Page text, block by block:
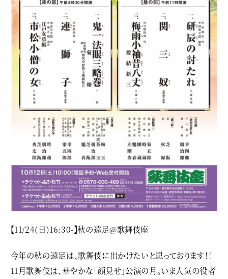
【11/24(日)16:30-】秋の遠足@歌舞伎座
今年の秋の遠足は、歌舞伎に出かけたいと思っております！！
11月歌舞伎は、華やかな「顔見せ」公演の月。いま人気の役者